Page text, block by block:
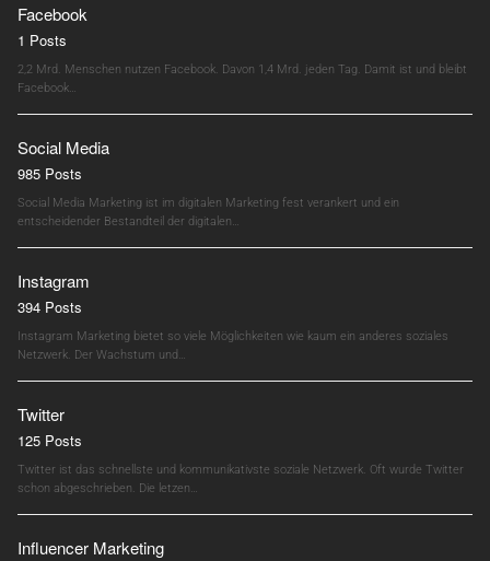
Facebook
1 Posts
2,2 Mrd. Menschen nutzen Facebook. Davon 1,4 Mrd. jeden Tag. Damit ist und bleibt
Facebook…
Social Media
985 Posts
Social Media Marketing ist im digitalen Marketing fest verankert und ein
entscheidender Bestandteil der digitalen…
Instagram
394 Posts
Instagram Marketing bietet so viele Möglichkeiten wie kaum ein anderes soziales
Netzwerk. Der Wachstum und…
Twitter
125 Posts
Twitter ist das schnellste und kommunikativste soziale Netzwerk. Oft wurde Twitter
schon abgeschrieben. Die letzen…
Influencer Marketing